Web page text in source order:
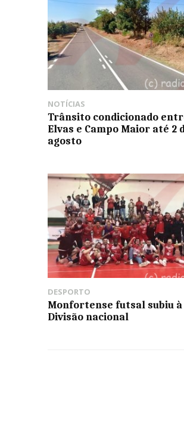
NOTÍCIAS
Trânsito condicionado
Elvas e Campo Maior até 2
agosto
DESPORTO
Monfortense futsal subiu
Divisão nacional